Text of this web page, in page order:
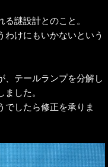
謎設計とのこと。
わけにもいかないという
、テールランプを分解し
した。
でしたら修正を承りま